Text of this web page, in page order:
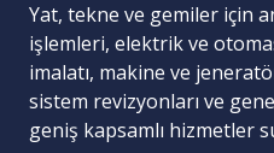
Yat, tekne ve gemiler için
işlemleri, elektrik ve
imalatı, makine ve
sistem revizyonları ve
geniş kapsamlı hizmetler